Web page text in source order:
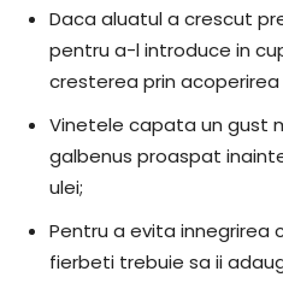
Daca aluatul a crescut
pentru a-l introduce in
cresterea prin
Vinetele capata un gust
galbenus proaspat
ulei;
Pentru a evita innegrirea
fierbeti trebuie sa ii